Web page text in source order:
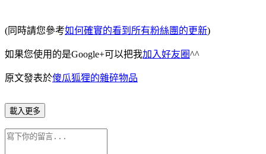
(同時請您參考如何確實的看到所有粉絲團的更新)
如果您使用的是Google+可以把我加入好友圈^^
原文發表於傻瓜狐狸的雜碎物品
載入更多